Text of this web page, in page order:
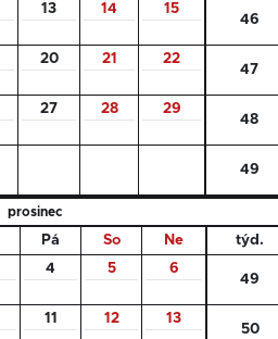
13 14 15
46
20 21 22
47
27 28 29
48
49
prosinec
Pá So Ne
týd.
4 5 6
49
11 12 13
50